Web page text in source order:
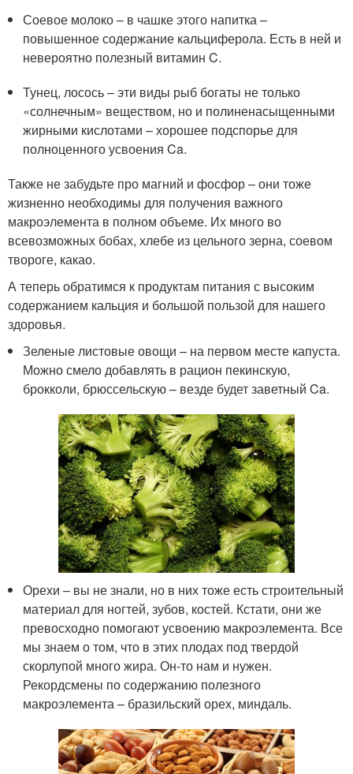
Соевое молоко – в чашке этого напитка –
повышенное содержание кальциферола. Есть в ней и
невероятно полезный витамин C.
Тунец, лосось – эти виды рыб богаты не только
«солнечным» веществом, но и полиненасыщенными
жирными кислотами – хорошее подспорье для
полноценного усвоения Ca.
Также не забудьте про магний и фосфор – они тоже
жизненно необходимы для получения важного
макроэлемента в полном объеме. Их много во
всевозможных бобах, хлебе из цельного зерна, соевом
твороге, какао.
А теперь обратимся к продуктам питания с высоким
содержанием кальция и большой пользой для нашего
здоровья.
Зеленые листовые овощи – на первом месте капуста.
Можно смело добавлять в рацион пекинскую,
брокколи, брюссельскую – везде будет заветный Ca.
Орехи – вы не знали, но в них тоже есть строительный
материал для ногтей, зубов, костей. Кстати, они же
превосходно помогают усвоению макроэлемента. Все
мы знаем о том, что в этих плодах под твердой
скорлупой много жира. Он-то нам и нужен.
Рекордсмены по содержанию полезного
макроэлемента – бразильский орех, миндаль.